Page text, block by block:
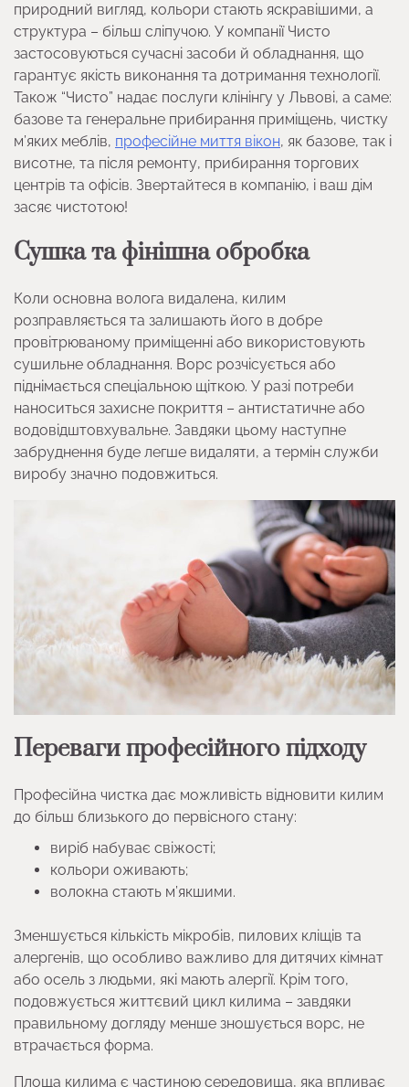
природний вигляд, кольори стають яскравішими, а
структура – більш сліпучою. У компанії Чисто
застосовуються сучасні засоби й обладнання, що
гарантує якість виконання та дотримання технології.
Також “Чисто” надає послуги клінінгу у Львові, а саме:
базове та генеральне прибирання приміщень, чистку
м’яких меблів, професійне миття вікон, як базове, так і
висотне, та після ремонту, прибирання торгових
центрів та офісів. Звертайтеся в компанію, і ваш дім
засяє чистотою!
Сушка та фінішна обробка
Коли основна волога видалена, килим
розправляється та залишають його в добре
провітрюваному приміщенні або використовують
сушильне обладнання. Ворс розчісується або
піднімається спеціальною щіткою. У разі потреби
наноситься захисне покриття – антистатичне або
водовідштовхувальне. Завдяки цьому наступне
забруднення буде легше видаляти, а термін служби
виробу значно подовжиться.
Переваги професійного підходу
Професійна чистка дає можливість відновити килим
до більш близького до первісного стану:
виріб набуває свіжості;
кольори оживають;
волокна стають м’якшими.
Зменшується кількість мікробів, пилових кліщів та
алергенів, що особливо важливо для дитячих кімнат
або осель з людьми, які мають алергії. Крім того,
подовжується життєвий цикл килима – завдяки
правильному догляду менше зношується ворс, не
втрачається форма.
Площа килима є частиною середовища, яка впливає